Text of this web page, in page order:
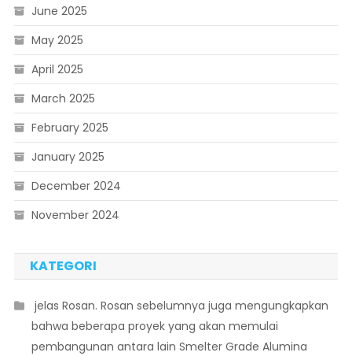
June 2025
May 2025
April 2025
March 2025
February 2025
January 2025
December 2024
November 2024
KATEGORI
 jelas Rosan. Rosan sebelumnya juga mengungkapkan
bahwa beberapa proyek yang akan memulai
pembangunan antara lain Smelter Grade Alumina